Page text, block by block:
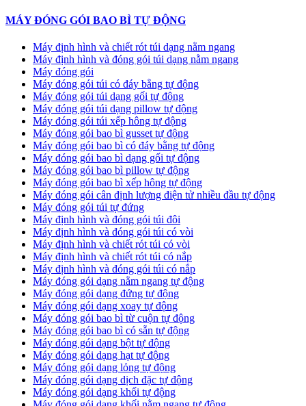
MÁY ĐÓNG GÓI BAO BÌ TỰ ĐỘNG
Máy định hình và chiết rót túi dạng nằm ngang
Máy định hình và đóng gói túi dạng nằm ngang
Máy đóng gói
Máy đóng gói túi có đáy bằng tự động
Máy đóng gói túi dạng gối tự động
Máy đóng gói túi dạng pillow tự động
Máy đóng gói túi xếp hông tự động
Máy đóng gói bao bì gusset tự động
Máy đóng gói bao bì có đáy bằng tự động
Máy đóng gói bao bì dạng gối tự động
Máy đóng gói bao bì pillow tự động
Máy đóng gói bao bì xếp hông tự động
Máy đóng gói cân định lượng điện tử nhiều đầu tự động
Máy đóng gói túi tự đứng
Máy định hình và đóng gói túi đôi
Máy định hình và đóng gói túi có vòi
Máy định hình và chiết rót túi có vòi
Máy định hình và chiết rót túi có nắp
Máy định hình và đóng gói túi có nắp
Máy đóng gói dạng nằm ngang tự động
Máy đóng gói dạng đứng tự động
Máy đóng gói dạng xoay tự động
Máy đóng gói bao bì từ cuộn tự động
Máy đóng gói bao bì có sẵn tự động
Máy đóng gói dạng bột tự động
Máy đóng gói dạng hạt tự động
Máy đóng gói dạng lỏng tự động
Máy đóng gói dạng dịch đặc tự động
Máy đóng gói dạng khối tự động